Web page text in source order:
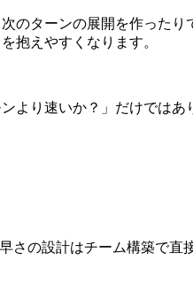
のターンの展開を作ったり
抱えやすくなります。
り速いか？」だけではあ
さの設計はチーム構築で